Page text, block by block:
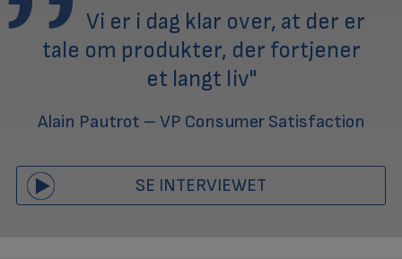
Vi er i dag klar over, at der er
tale om produkter, der fortjener
et langt liv"
Alain Pautrot – VP Consumer Satisfaction
SE INTERVIEWET